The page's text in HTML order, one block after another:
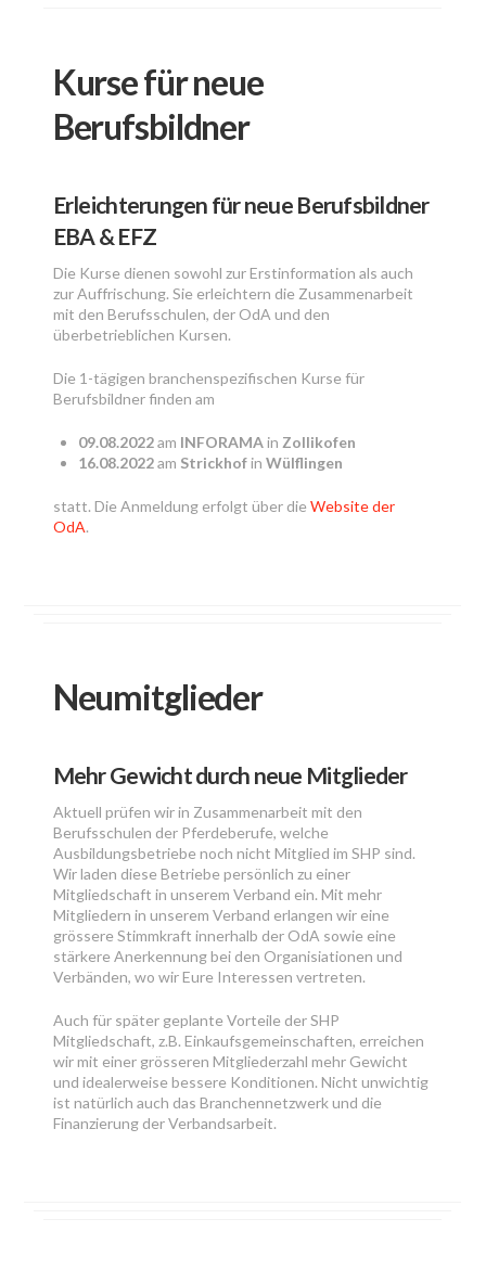
Kurse für neue
Berufsbildner
Erleichterungen für neue Berufsbildner
EBA & EFZ
Die Kurse dienen sowohl zur Erstinformation als auch
zur Auffrischung. Sie erleichtern die Zusammenarbeit
mit den Berufsschulen, der OdA und den
überbetrieblichen Kursen.
Die 1-tägigen branchenspezifischen Kurse für
Berufsbildner finden am
09.08.2022am INFORAMAin Zollikofen
16.08.2022am Strickhofin Wülflingen
statt. Die Anmeldung erfolgt über die Website der
OdA.
Neumitglieder
Mehr Gewicht durch neue Mitglieder
Aktuell prüfen wir in Zusammenarbeit mit den
Berufsschulen der Pferdeberufe, welche
Ausbildungsbetriebe noch nicht Mitglied im SHP sind.
Wir laden diese Betriebe persönlich zu einer
Mitgliedschaft in unserem Verband ein. Mit mehr
Mitgliedern in unserem Verband erlangen wir eine
grössere Stimmkraft innerhalb der OdA sowie eine
stärkere Anerkennung bei den Organisiationen und
Verbänden, wo wir Eure Interessen vertreten.
Auch für später geplante Vorteile der SHP
Mitgliedschaft, z.B. Einkaufsgemeinschaften, erreichen
wir mit einer grösseren Mitgliederzahl mehr Gewicht
und idealerweise bessere Konditionen. Nicht unwichtig
ist natürlich auch das Branchennetzwerk und die
Finanzierung der Verbandsarbeit.